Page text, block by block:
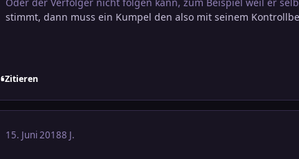
stimmt, dann muss ein Kumpel den also mit seinem
Zitieren
15. Juni 20188 J.